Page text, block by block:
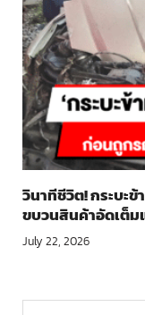
วินาทีชีวิต! กระบะ
ขบวนสินค้าอัดเต็
July 22, 2026